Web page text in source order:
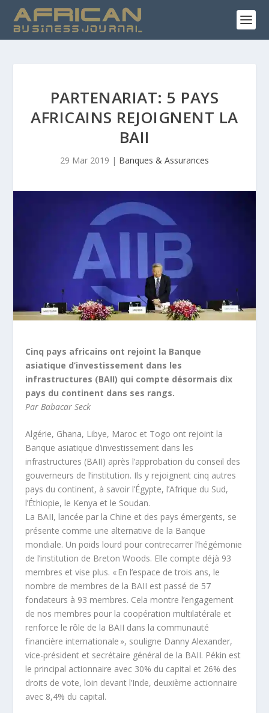
PARTENARIAT: 5 PAYS
AFRICAINS REJOIGNENT LA
BAII
29 Mar 2019 | Banques & Assurances
Cinq pays africains ont rejoint la Banque
asiatique d’investissement dans les
infrastructures (BAII) qui compte désormais dix
pays du continent dans ses rangs.
Par Babacar Seck
Algérie, Ghana, Libye, Maroc et Togo ont rejoint la
Banque asiatique d’investissement dans les
infrastructures (BAII) après l’approbation du conseil des
gouverneurs de l’institution. Ils y rejoignent cinq autres
pays du continent, à savoir l’Égypte, l’Afrique du Sud,
l’Éthiopie, le Kenya et le Soudan.
La BAII, lancée par la Chine et des pays émergents, se
présente comme une alternative de la Banque
mondiale. Un poids lourd pour contrecarrer l’hégémonie
de l’institution de Breton Woods. Elle compte déjà 93
membres et vise plus. « En l’espace de trois ans, le
nombre de membres de la BAII est passé de 57
fondateurs à 93 membres. Cela montre l’engagement
de nos membres pour la coopération multilatérale et
renforce le rôle de la BAII dans la communauté
financière internationale », souligne Danny Alexander,
vice-président et secrétaire général de la BAII. Pékin est
le principal actionnaire avec 30% du capital et 26% des
droits de vote, loin devant l’Inde, deuxième actionnaire
avec 8,4% du capital.